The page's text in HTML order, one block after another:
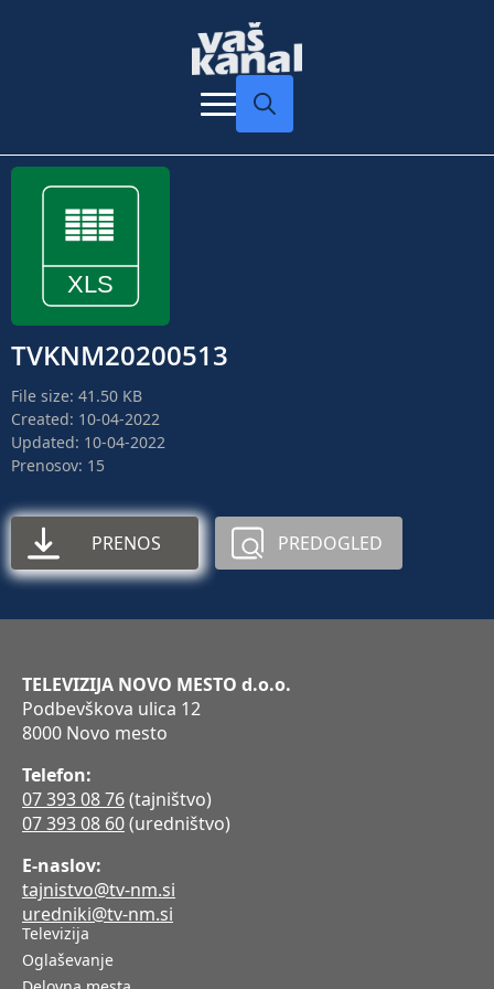
TVKNM20200513
File size: 41.50 KB
Created: 10-04-2022
Updated: 10-04-2022
Prenosov: 15
PRENOS PREDOGLED
TELEVIZIJA NOVO MESTO d.o.o.
Podbevškova ulica 12
8000 Novo mesto
Telefon:
07 393 08 76(tajništvo)
07 393 08 60(uredništvo)
E-naslov:
tajnistvo@tv-nm.si
uredniki@tv-nm.si
Televizija
Oglaševanje